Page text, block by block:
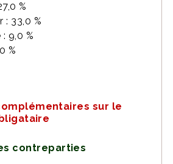
%
: 33,0 %
9,0 %
%
sur le
contreparties